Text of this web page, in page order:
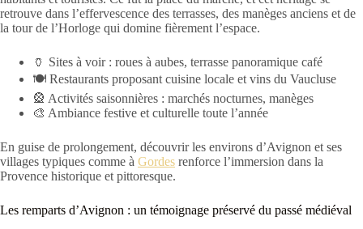
retrouve dans l’effervescence des terrasses, des manèges anciens et de
la tour de l’Horloge qui domine fièrement l’espace.
🏺 Sites à voir : roues à aubes, terrasse panoramique café
🍽️ Restaurants proposant cuisine locale et vins du Vaucluse
🎡 Activités saisonnières : marchés nocturnes, manèges
🎨 Ambiance festive et culturelle toute l’année
En guise de prolongement, découvrir les environs d’Avignon et ses
villages typiques comme à Gordes renforce l’immersion dans la
Provence historique et pittoresque.
Les remparts d’Avignon : un témoignage préservé du passé médiéval